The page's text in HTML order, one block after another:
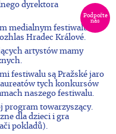
dyrektora
medialnym festiwalu
Hradec Králové.
artystów mamy
festiwalu są Pražské jaro
tych konkursów
naszego festiwalu.
program towarzyszący.
dla dzieci i gra
pokladů).
Podpořte
nás